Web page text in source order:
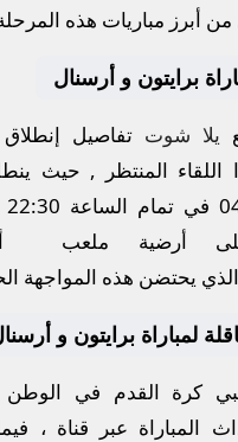
أبرز مباريات هذه
برايتون و أرسنال
يلا شوت تفاصيل
اللقاء المنتظر , حيث
في تمام الساعة 22:30
أرضية ملعب
الذي يحتضن هذه المواجهة
لمباراة برايتون و
كرة القدم في الوطن
المباراة عبر قناة ،